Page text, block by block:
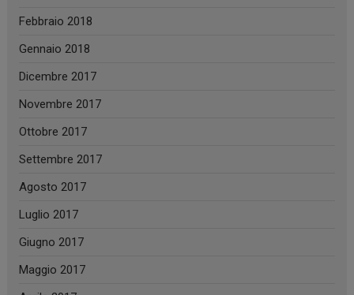
Febbraio 2018
Gennaio 2018
Dicembre 2017
Novembre 2017
Ottobre 2017
Settembre 2017
Agosto 2017
Luglio 2017
Giugno 2017
Maggio 2017